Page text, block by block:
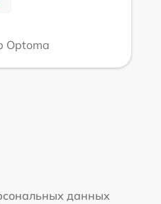
Optoma
данных